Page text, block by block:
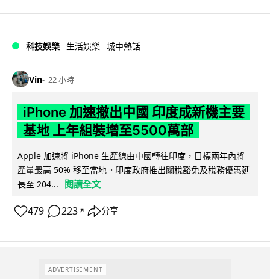
科技娛樂 生活娛樂 城中熱話
Vin 22 小時
iPhone 加速撤出中國 印度成新機主要
基地 上年組裝增至5500萬部
Apple 加速將 iPhone 生產線由中國轉往印度，目標兩年內將
產量最高 50% 移至當地。印度政府推出關稅豁免及稅務優惠延
長至 204...
閱讀全文
479 223 ↗ 分享
ADVERTISEMENT